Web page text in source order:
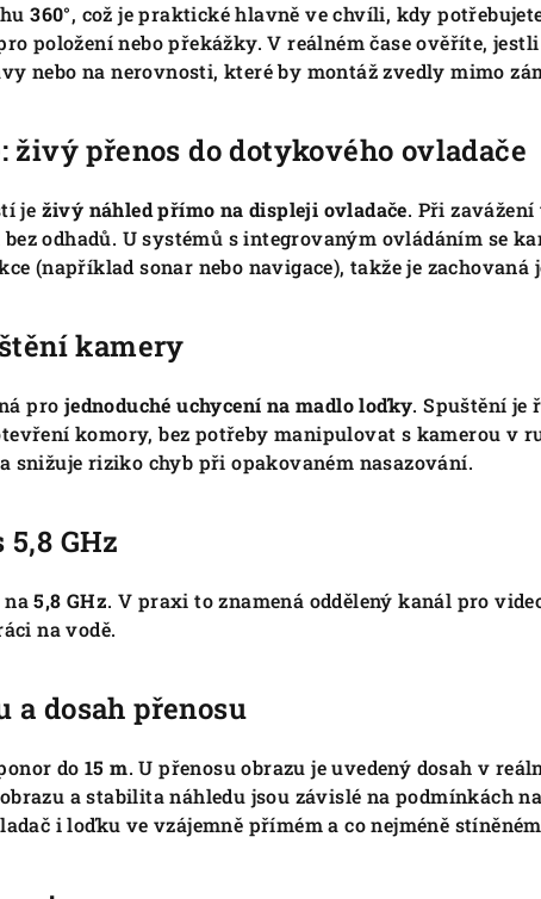
360°, což je praktické hlavně ve chvíli, kdy
položení nebo překážky. V reálném čase ověříte,
nebo na nerovnosti, které by montáž zvedly mimo
přenos do dotykového ovladače
je živý náhled přímo na displeji ovladače. Při
odhadů. U systémů s integrovaným ovládáním se
(například sonar nebo navigace), takže je zachovaná
kamery
pro jednoduché uchycení na madlo loďky. Spuštění je
komory, bez potřeby manipulovat s kamerou v
snižuje riziko chyb při opakovaném nasazování.
GHz
na5,8 GHz. V praxi to znamená oddělený kanál pro
na vodě.
a dosah přenosu
do 15 m. U přenosu obrazu je uvedený dosah v
a stabilita náhledu jsou závislé na podmínkách
i loďku ve vzájemně přímém a co nejméně